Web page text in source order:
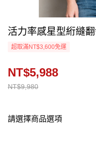
活力率感星型絎縫
超取滿NT$3,600免運
NT$9,980
NT$5,988
請選擇商品選項